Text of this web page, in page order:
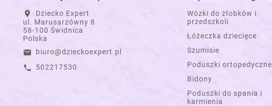
location_on
Dziecko Expert
ul. Marusarzówny 8
58-100 Świdnica
Polska
email biuro@dzieckoexpert.pl
call 502217530
Wózki do żłobków i
przedszkoli
Łóżeczka dziecięce
Szumisie
Poduszki ortopedyczne
Bidony
Poduszki do spania i
karmienia